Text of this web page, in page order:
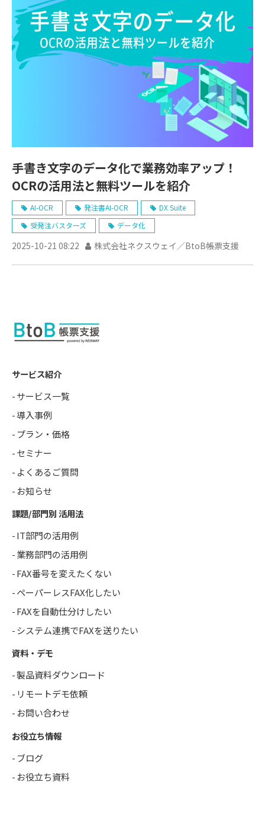
手書き文字のデータ化で業務効率アップ！
OCRの活用法と無料ツールを紹介
AI-OCR 発注書AI-OCR
DX Suite
受発注バスターズ
データ化
2025-10-21 08:22 株式会社ネクスウェイ／BtoB帳票支援
サービス紹介
サービス一覧
導入事例
プラン・価格
セミナー
よくあるご質問
お知らせ
課題/部門別 活用法
IT部門の活用例
業務部門の活用例
FAX番号を変えたくない
ペーパーレスFAX化したい
FAXを自動仕分けしたい
システム連携でFAXを送りたい
資料・デモ
製品資料ダウンロード
リモートデモ依頼
お問い合わせ
お役立ち情報
ブログ
お役立ち資料